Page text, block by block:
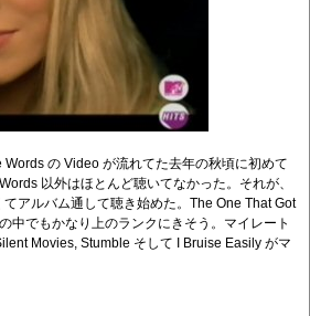
の Video が流れてた去年の秋頃に初めて
以外はほとんど聴いてなかった。それが、
アルバム通して聴き始めた。The One That Got
中でもかなり上のランクにきそう。マイレート
Movies, Stumble そして I Bruise Easily がマ